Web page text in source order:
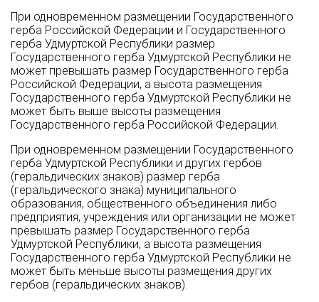
При одновременном размещении Государственного
герба Российской Федерации и Государственного
герба Удмуртской Республики размер
Государственного герба Удмуртской Республики не
может превышать размер Государственного герба
Российской Федерации, а высота размещения
Государственного герба Удмуртской Республики не
может быть выше высоты размещения
Государственного герба Российской Федерации.
При одновременном размещении Государственного
герба Удмуртской Республики и других гербов
(геральдических знаков) размер герба
(геральдического знака) муниципального
образования, общественного объединения либо
предприятия, учреждения или организации не может
превышать размер Государственного герба
Удмуртской Республики, а высота размещения
Государственного герба Удмуртской Республики не
может быть меньше высоты размещения других
гербов (геральдических знаков).